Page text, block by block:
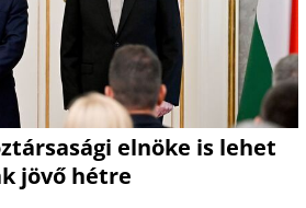
elnöke is lehet
jövő hétre